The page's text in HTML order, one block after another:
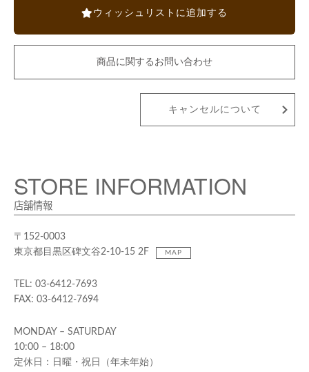
ウィッシュリストに追加する
商品に関するお問い合わせ
キャンセルについて
STORE INFORMATION
店舗情報
〒152-0003
東京都目黒区碑文谷2-10-15 2F
MAP
TEL: 03-6412-7693
FAX: 03-6412-7694
MONDAY – SATURDAY
10:00 – 18:00
定休日：日曜・祝日（年末年始）